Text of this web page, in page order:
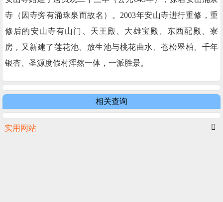
寺（因寺旁有涌珠泉而故名）。2003年安山寺进行重修，重
修后的安山寺有山门、天王殿、大雄宝殿、东西配殿、寮
房，又新建了莲花池、放生池与桃花曲水、苍松翠柏、千年
银杏、圣源度假村浑然一体，一派胜景。
相关查询
实用网站